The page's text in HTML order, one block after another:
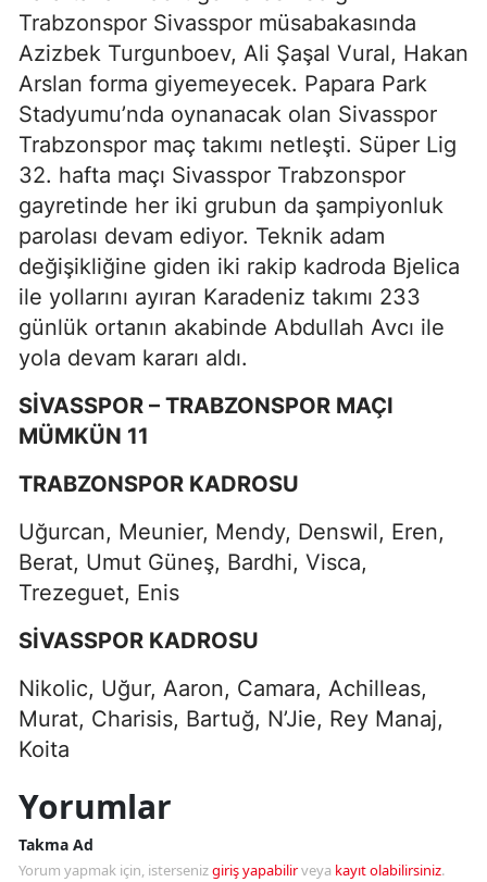
Trabzonspor Sivasspor müsabakasında
Azizbek Turgunboev, Ali Şaşal Vural, Hakan
Arslan forma giyemeyecek. Papara Park
Stadyumu’nda oynanacak olan Sivasspor
Trabzonspor maç takımı netleşti. Süper Lig
32. hafta maçı Sivasspor Trabzonspor
gayretinde her iki grubun da şampiyonluk
parolası devam ediyor. Teknik adam
değişikliğine giden iki rakip kadroda Bjelica
ile yollarını ayıran Karadeniz takımı 233
günlük ortanın akabinde Abdullah Avcı ile
yola devam kararı aldı.
SİVASSPOR – TRABZONSPOR MAÇI
MÜMKÜN 11
TRABZONSPOR KADROSU
Uğurcan, Meunier, Mendy, Denswil, Eren,
Berat, Umut Güneş, Bardhi, Visca,
Trezeguet, Enis
SİVASSPOR KADROSU
Nikolic, Uğur, Aaron, Camara, Achilleas,
Murat, Charisis, Bartuğ, N’Jie, Rey Manaj,
Koita
Yorumlar
Takma Ad
Yorum yapmak için, istersenizgiriş yapabilirveya kayıt olabilirsiniz.